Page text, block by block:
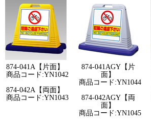
874-041A【片面】
商品コード:YN1042
874-042A【両面】
商品コード:YN1043
874-041AGY【片
面】
商品コード:YN1044
874-042AGY【両
面】
商品コード:YN1045